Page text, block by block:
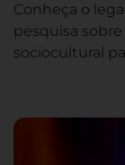
Conheça o
pesquisa
sociocultural